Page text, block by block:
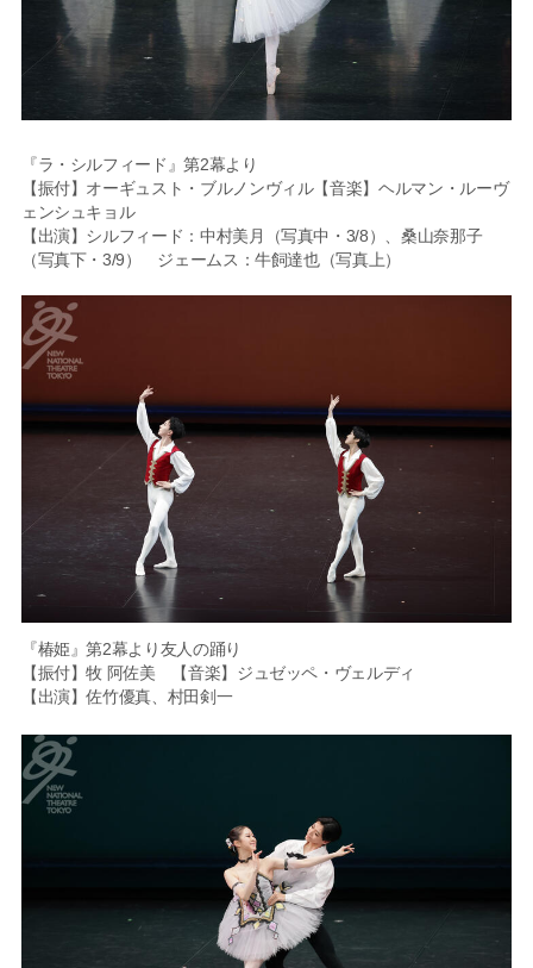
『ラ・シルフィード』第2幕より
【振付】オーギュスト・ブルノンヴィル【音楽】ヘルマン・ルーヴ
ェンシュキョル
【出演】シルフィード：中村美月（写真中・3/8）、桑山奈那子
（写真下・3/9） ジェームス：牛飼達也（写真上）
『椿姫』第2幕より友人の踊り
【振付】牧 阿佐美 【音楽】ジュゼッペ・ヴェルディ
【出演】佐竹優真、村田剣一